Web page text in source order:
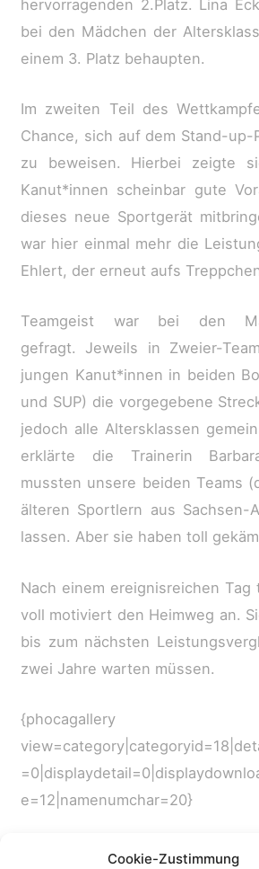
Cookie-Zustimmung
hervorragenden 2.Platz. Lina
bei den Mädchen der
einem 3. Platz behaupten.
Im zweiten Teil des
Chance, sich auf dem Stand-up-
zu beweisen. Hierbei zeigte
Kanut*innen scheinbar gute
dieses neue Sportgerät
war hier einmal mehr die
Ehlert, der erneut aufs
Teamgeist war bei den
gefragt. Jeweils in Zweier-
jungen Kanut*innen in beiden
und SUP) die vorgegebene
jedoch alle Altersklassen
erklärte die Trainerin
mussten unsere beiden Teams
älteren Sportlern aus Sachsen-
lassen. Aber sie haben toll
Nach einem ereignisreichen
voll motiviert den Heimweg an.
bis zum nächsten
zwei Jahre warten müssen.
{phocagallery
e=12|namenumchar=20}